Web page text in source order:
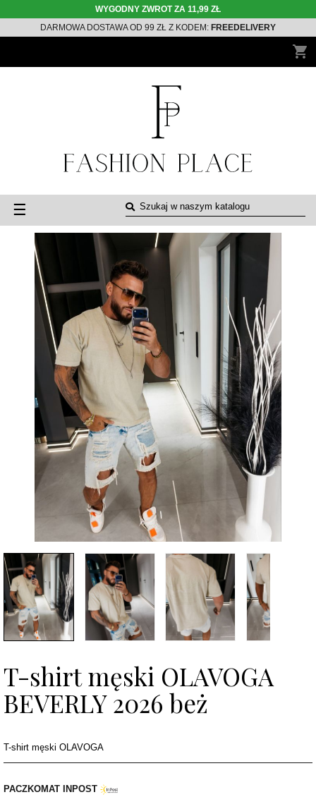
WYGODNY ZWROT ZA 11,99 ZŁ
DARMOWA DOSTAWA OD 99 ZŁ Z KODEM: FREEDELIVERY
shopping_cart
Toggle
navigation
☰
T-shirt męski OLAVOGA
BEVERLY 2026 beż
T-shirt męski OLAVOGA
PACZKOMAT INPOST